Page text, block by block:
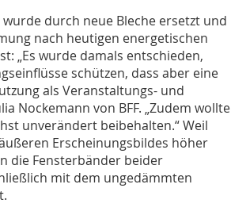
durch neue Bleche ersetzt und
nach heutigen energetischen
„Es wurde damals entschieden,
schützen, dass aber eine
als Veranstaltungs- und
Nockemann von BFF. „Zudem wollte
unverändert beibehalten.“ Weil
Erscheinungsbildes höher
die Fensterbänder beider
mit dem ungedämmten